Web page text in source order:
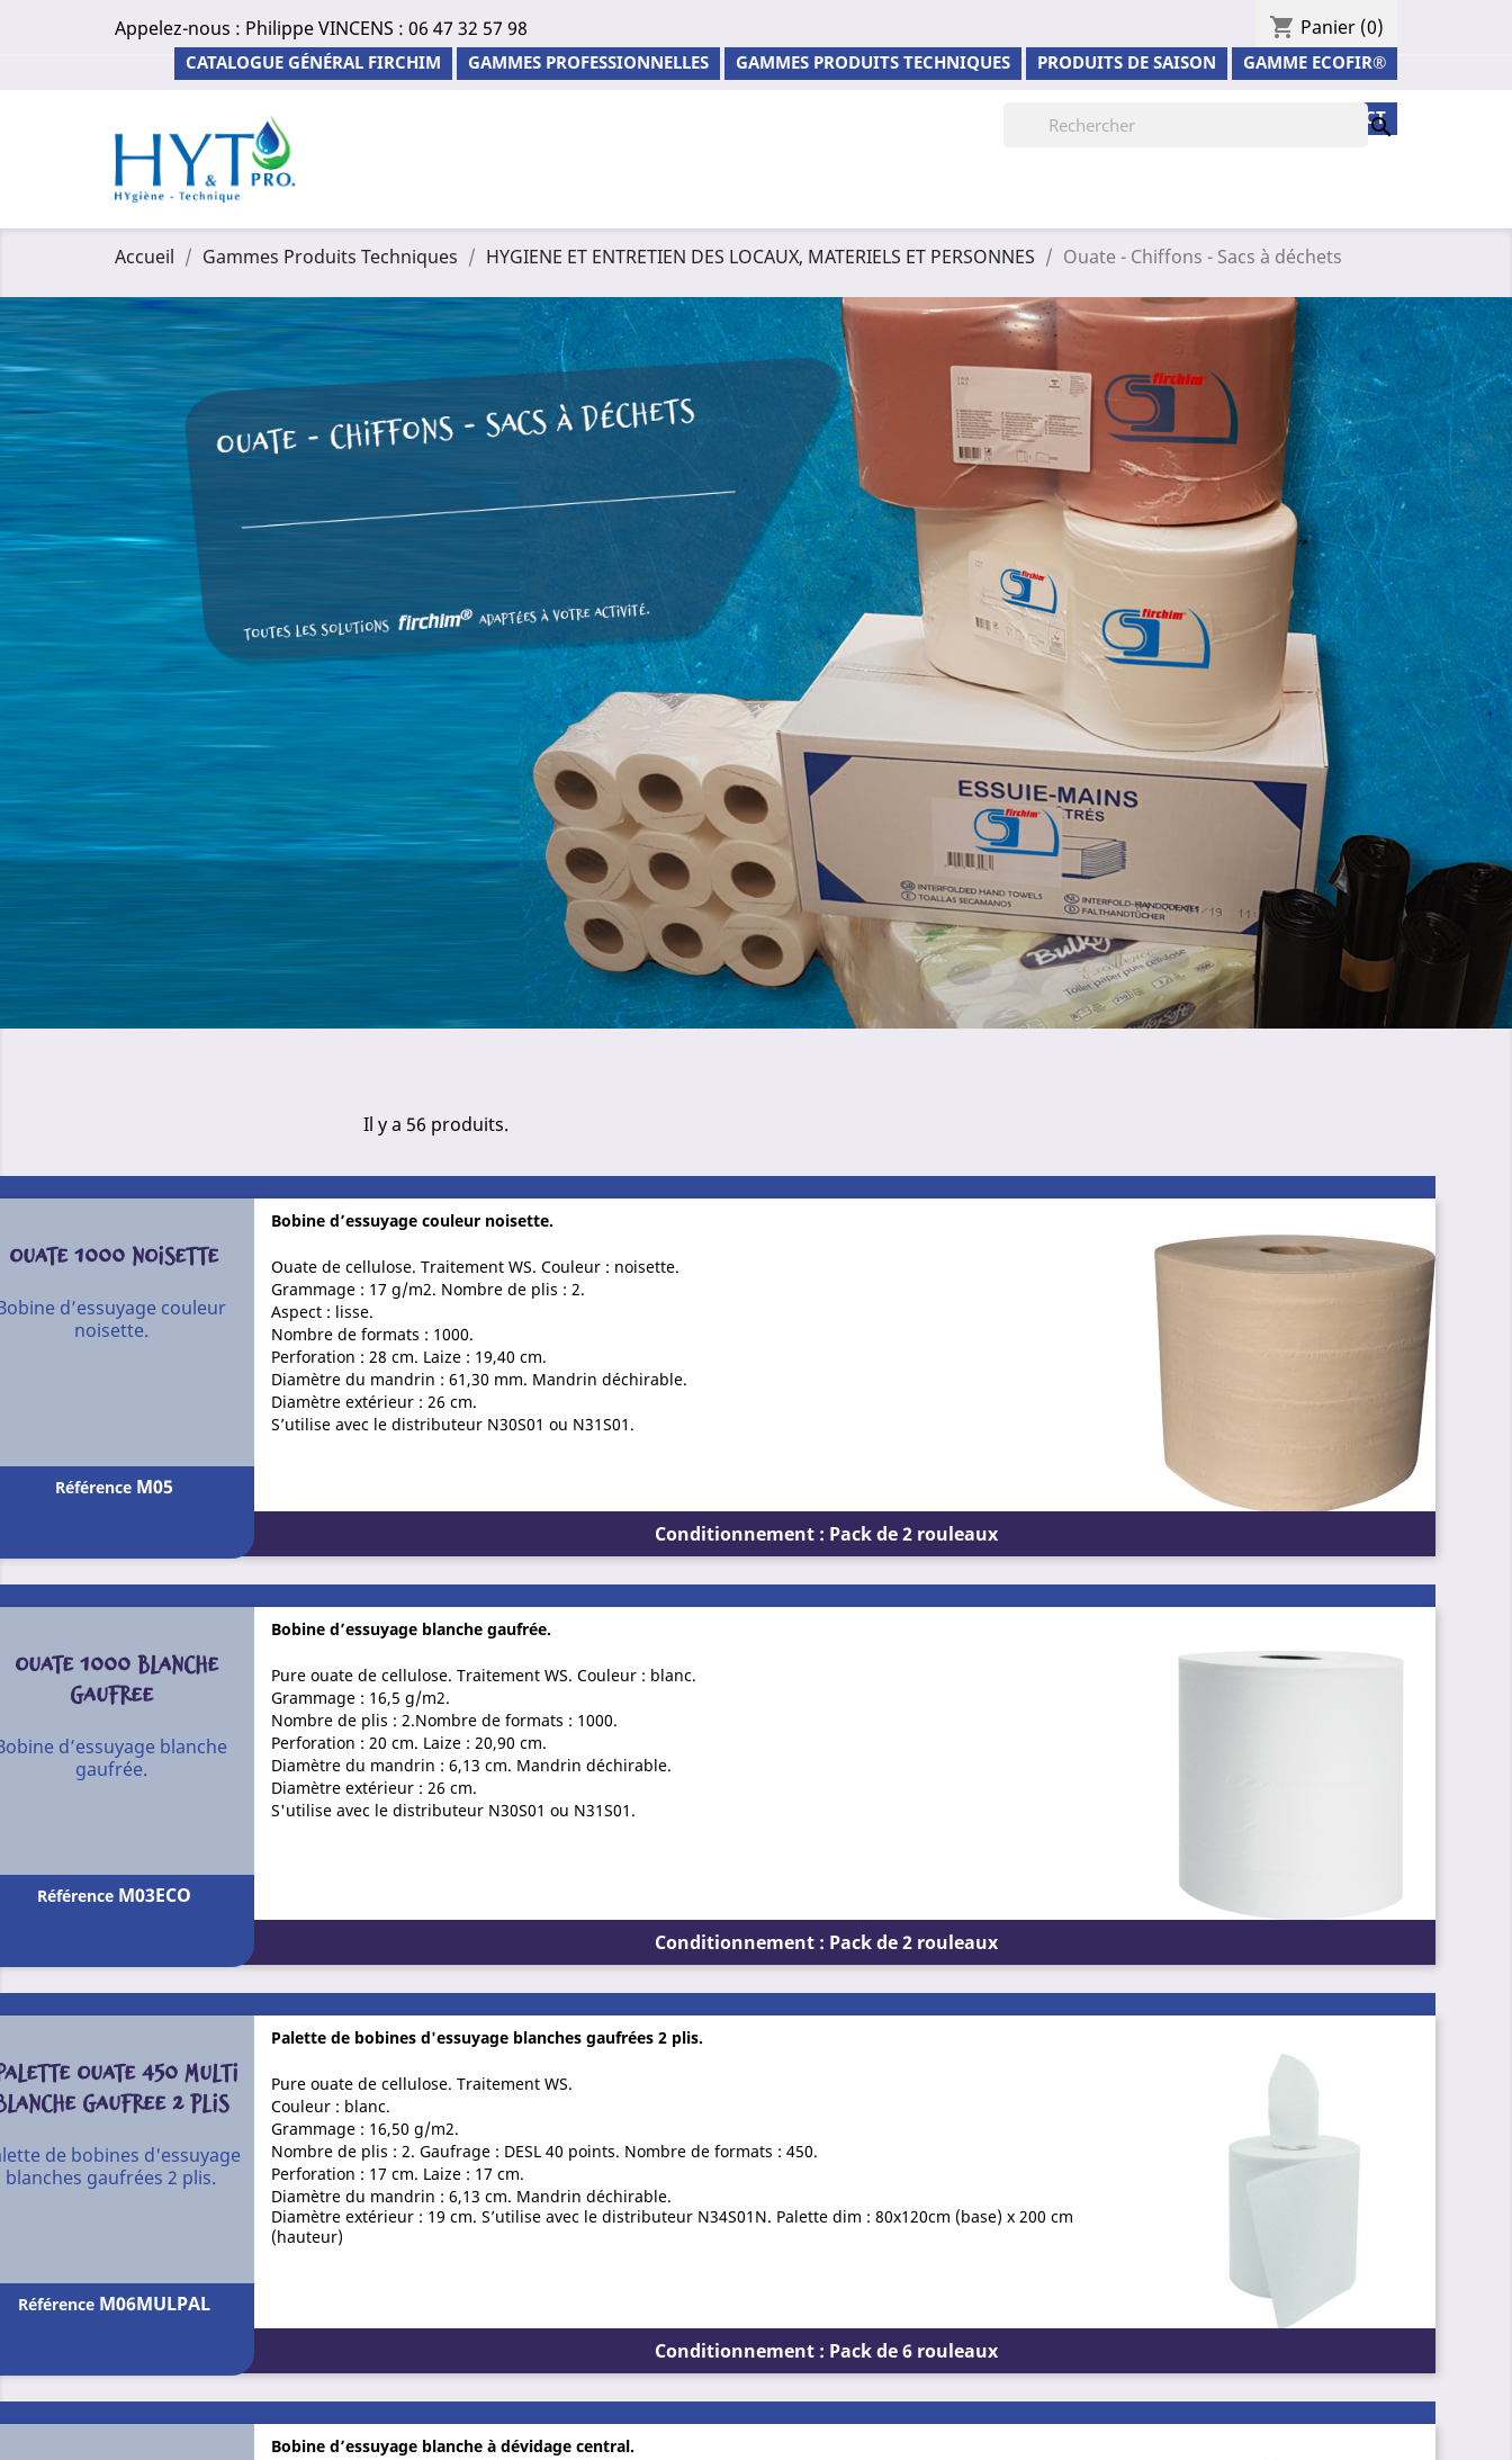
Appelez-nous : Philippe VINCENS : 06 47 32 57 98 shopping_cart Panier (0)
CATALOGUE GÉNÉRAL FIRCHIM GAMMES PROFESSIONNELLES GAMMES PRODUITS TECHNIQUES PRODUITS DE SAISON GAMME ECOFIR®
CONTACT

Accueil Gammes Produits Techniques HYGIENE ET ENTRETIEN DES LOCAUX, MATERIELS ET PERSONNES Ouate - Chiffons - Sacs à déchets
Il y a 56 produits.
Bobine d’essuyage couleur noisette.
Ouate de cellulose. Traitement WS. Couleur : noisette.
Grammage : 17 g/m2. Nombre de plis : 2.
Aspect : lisse.
Nombre de formats : 1000.
Perforation : 28 cm. Laize : 19,40 cm.
Diamètre du mandrin : 61,30 mm. Mandrin déchirable.
Diamètre extérieur : 26 cm.
S’utilise avec le distributeur N30S01 ou N31S01.
OUATE 1000 NOISETTE
d’essuyage couleur
noisette.
Référence M05
Conditionnement : Pack de 2 rouleaux
Bobine d’essuyage blanche gaufrée.
Pure ouate de cellulose. Traitement WS. Couleur : blanc.
Grammage : 16,5 g/m2.
Nombre de plis : 2.Nombre de formats : 1000.
Perforation : 20 cm. Laize : 20,90 cm.
Diamètre du mandrin : 6,13 cm. Mandrin déchirable.
Diamètre extérieur : 26 cm.
S'utilise avec le distributeur N30S01 ou N31S01.
OUATE 1000 BLANCHE
GAUFREE
d’essuyage blanche
gaufrée.
Référence M03ECO
Conditionnement : Pack de 2 rouleaux
Palette de bobines d'essuyage blanches gaufrées 2 plis.
Pure ouate de cellulose. Traitement WS.
Couleur : blanc.
Grammage : 16,50 g/m2.
Nombre de plis : 2. Gaufrage : DESL 40 points. Nombre de formats : 450.
Perforation : 17 cm. Laize : 17 cm.
Diamètre du mandrin : 6,13 cm. Mandrin déchirable.
Diamètre extérieur : 19 cm. S’utilise avec le distributeur N34S01N. Palette dim : 80x120cm (base) x 200 cm
(hauteur)
OUATE 450 MULTI
GAUFREE 2 PLIS
de bobines d'essuyage
blanches gaufrées 2 plis.
Référence M06MULPAL
Conditionnement : Pack de 6 rouleaux
Bobine d’essuyage blanche à dévidage central.